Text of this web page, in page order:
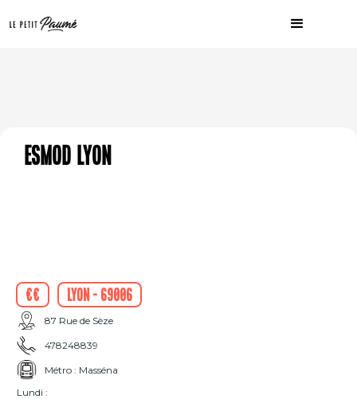
ESMOD Lyon
€€ Lyon - 69006
87 Rue de Sèze
478248839
Métro : Masséna
Lundi :